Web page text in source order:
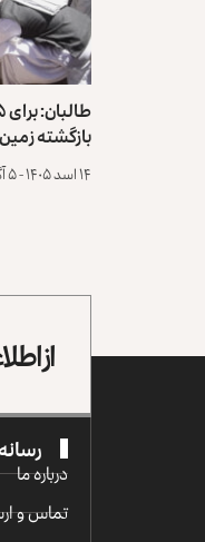
بازگشته
۱۴ اسد ۱۴۰۵ - ۵ آگست ۲۰۲۶
از
رسانه
درباره ما
تماس و